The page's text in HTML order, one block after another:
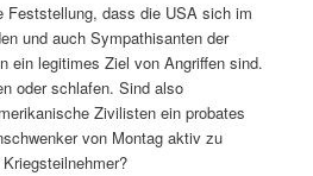
Feststellung, dass die USA sich im
und auch Sympathisanten der
ein legitimes Ziel von Angriffen sind.
oder schlafen. Sind also
Zivilisten ein probates
von Montag aktiv zu